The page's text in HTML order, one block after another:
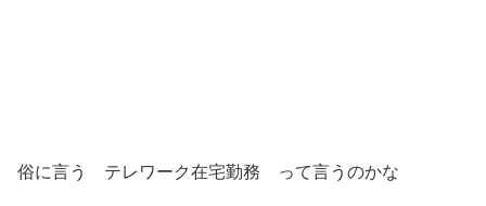
俗に言う テレワーク在宅勤務 って言うのかな